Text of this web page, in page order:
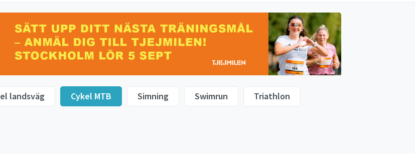
landsväg Cykel MTB Simning Swimrun Triathlon